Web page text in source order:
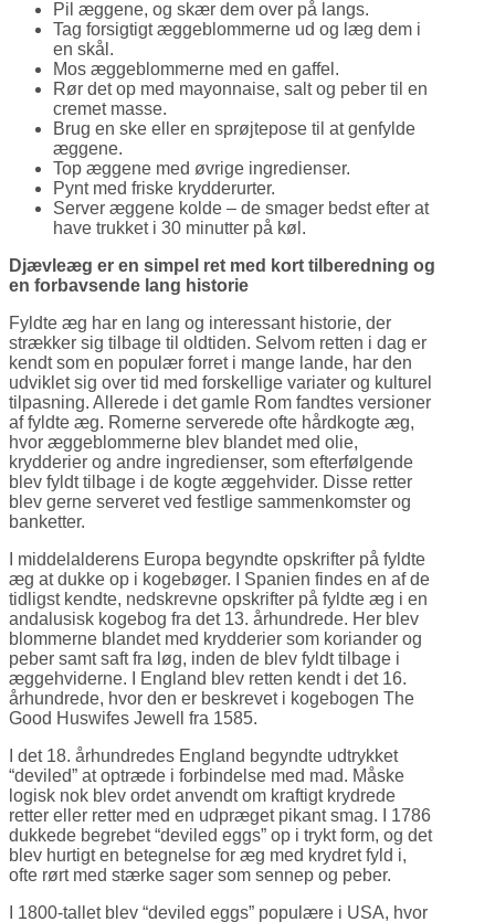
Pil æggene, og skær dem over på langs.
Tag forsigtigt æggeblommerne ud og læg dem i
en skål.
Mos æggeblommerne med en gaffel.
Rør det op med mayonnaise, salt og peber til en
cremet masse.
Brug en ske eller en sprøjtepose til at genfylde
æggene.
Top æggene med øvrige ingredienser.
Pynt med friske krydderurter.
Server æggene kolde – de smager bedst efter at
have trukket i 30 minutter på køl.
Djævleæg er en simpel ret med kort tilberedning og
en forbavsende lang historie
Fyldte æg har en lang og interessant historie, der
strækker sig tilbage til oldtiden. Selvom retten i dag er
kendt som en populær forret i mange lande, har den
udviklet sig over tid med forskellige variater og kulturel
tilpasning. Allerede i det gamle Rom fandtes versioner
af fyldte æg. Romerne serverede ofte hårdkogte æg,
hvor æggeblommerne blev blandet med olie,
krydderier og andre ingredienser, som efterfølgende
blev fyldt tilbage i de kogte æggehvider. Disse retter
blev gerne serveret ved festlige sammenkomster og
banketter.
I middelalderens Europa begyndte opskrifter på fyldte
æg at dukke op i kogebøger. I Spanien findes en af de
tidligst kendte, nedskrevne opskrifter på fyldte æg i en
andalusisk kogebog fra det 13. århundrede. Her blev
blommerne blandet med krydderier som koriander og
peber samt saft fra løg, inden de blev fyldt tilbage i
æggehviderne. I England blev retten kendt i det 16.
århundrede, hvor den er beskrevet i kogebogen The
Good Huswifes Jewell fra 1585.
I det 18. århundredes England begyndte udtrykket
“deviled” at optræde i forbindelse med mad. Måske
logisk nok blev ordet anvendt om kraftigt krydrede
retter eller retter med en udpræget pikant smag. I 1786
dukkede begrebet “deviled eggs” op i trykt form, og det
blev hurtigt en betegnelse for æg med krydret fyld i,
ofte rørt med stærke sager som sennep og peber.
I 1800-tallet blev “deviled eggs” populære i USA, hvor